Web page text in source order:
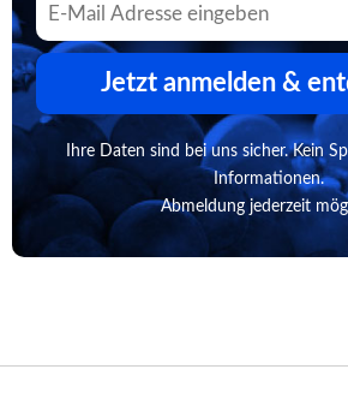
Jetzt anmelden &
Ihre Daten sind bei uns sicher. Kein
Informationen.
Abmeldung jederzeit